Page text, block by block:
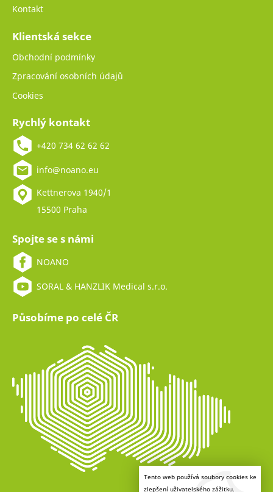
Kontakt
Rychlý kontakt
+420 734 62 62 62
info@noano.eu
Kettnerova 1940/1
15500 Praha
Klientská sekce
Obchodní podmínky
Zpracování osobních údajů
Cookies
Spojte se s námi
NOANO
SORAL & HANZLIK Medical s.r.o.
Působíme po celé ČR
Tento web používá soubory cookies ke
zlepšení uživatelského zážitku.